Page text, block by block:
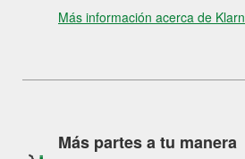
Más información acerca de
Más partes a tu manera